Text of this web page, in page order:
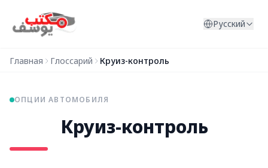
Русский
Главная Глоссарий Круиз-контроль
ОПЦИИ АВТОМОБИЛЯ
Круиз-контроль